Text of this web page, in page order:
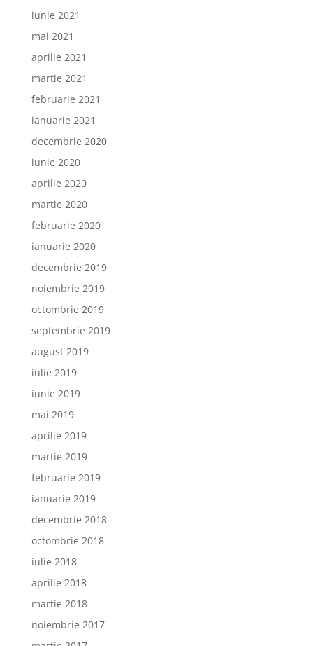
iunie 2021
mai 2021
aprilie 2021
martie 2021
februarie 2021
ianuarie 2021
decembrie 2020
iunie 2020
aprilie 2020
martie 2020
februarie 2020
ianuarie 2020
decembrie 2019
noiembrie 2019
octombrie 2019
septembrie 2019
august 2019
iulie 2019
iunie 2019
mai 2019
aprilie 2019
martie 2019
februarie 2019
ianuarie 2019
decembrie 2018
octombrie 2018
iulie 2018
aprilie 2018
martie 2018
noiembrie 2017